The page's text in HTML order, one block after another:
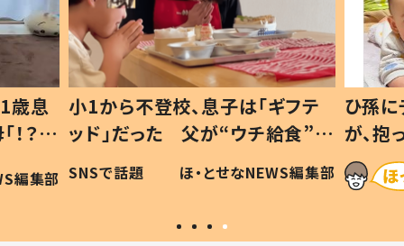
歳息
？」
編集部
小1から不登校、息子は「ギフテ
ッド」だった 父が“ウチ給食”を
作り続ける理由とは #令和の親
#令和の子
SNSで話題 ほ・とせなNEWS編集部
ひ孫
が、
「涙が
い」